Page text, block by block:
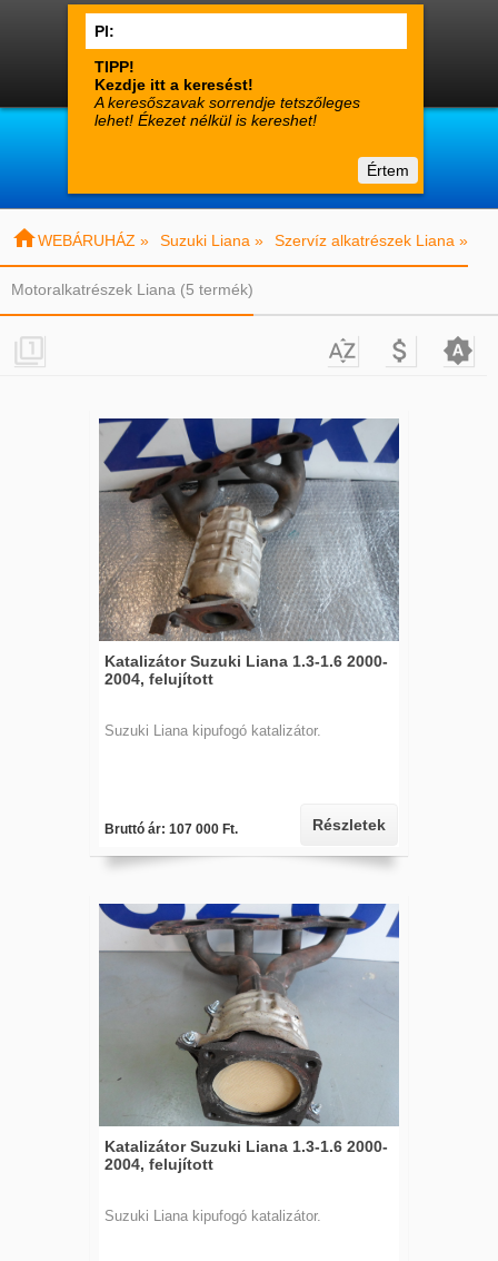
 suzuki-alkatreszek.hu
Kapcsolat
Értem
Termékek 
WEBÁRUHÁZ » Suzuki Liana » Szervíz alkatrészek Liana »
Motoralkatrészek Liana (5 termék)
   
Katalizátor Suzuki Liana 1.3-1.6 2000-
2004, felujított
Suzuki Liana kipufogó katalizátor.
Bruttó ár: 107 000 Ft. Részletek
Katalizátor Suzuki Liana 1.3-1.6 2000-
2004, felujított
Suzuki Liana kipufogó katalizátor.